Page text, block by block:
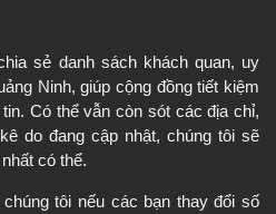
sẻ danh sách khách quan, uy
Ninh, giúp cộng đồng tiết kiệm
Có thể vẫn còn sót các địa chỉ,
do đang cập nhật, chúng tôi sẽ
có thể.
tôi nếu các bạn thay đổi số